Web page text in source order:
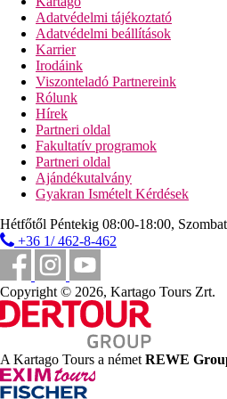
Adatvédelmi tájékoztató
Adatvédelmi beállítások
Karrier
Irodáink
Viszonteladó Partnereink
Rólunk
Hírek
Partneri oldal
Fakultatív programok
Partneri oldal
Ajándékutalvány
Gyakran Ismételt Kérdések
Hétfőtől Péntekig 08:00-18:00,
+36 1/ 462-8-462
Copyright © 2026, Kartago Tours Zrt.
A Kartago Tours a német REWE